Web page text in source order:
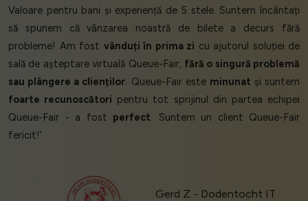
Valoare pentru bani și experiență de 5 stele. Suntem încântați
să spunem că vânzarea noastră de bilete a decurs fără
probleme! Am fost vânduți în prima zi cu ajutorul soluției de
sală de așteptare virtuală Queue-Fair, fără o singură problemă
sau plângere a clienților. Queue-Fair este minunat și suntem
foarte recunoscători pentru tot sprijinul din partea echipei
Queue-Fair - a fost perfect. Suntem un client Queue-Fair
fericit!’
Gerd Z - Dodentocht IT